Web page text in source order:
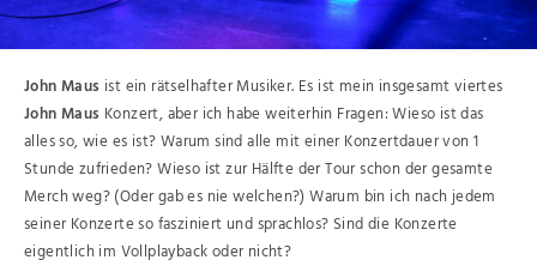
John Maus ist ein rätselhafter Musiker. Es ist mein insgesamt viertes
John Maus Konzert, aber ich habe weiterhin Fragen: Wieso ist das
alles so, wie es ist? Warum sind alle mit einer Konzertdauer von 1
Stunde zufrieden? Wieso ist zur Hälfte der Tour schon der gesamte
Merch weg? (Oder gab es nie welchen?) Warum bin ich nach jedem
seiner Konzerte so fasziniert und sprachlos? Sind die Konzerte
eigentlich im Vollplayback oder nicht?